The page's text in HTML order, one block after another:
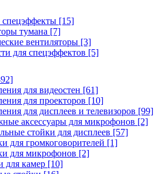
[15]
тумана [7]
вентиляторы [3]
для спецэффектов [5]
для видеостен [61]
для проекторов [10]
для дисплеев и телевизоров [99]
аксессуары для микрофонов [2]
стойки для дисплеев [57]
для громкоговорителей [1]
для микрофонов [2]
для камер [10]